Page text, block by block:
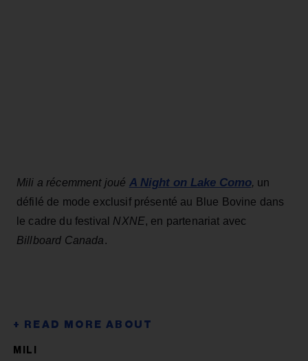
Mili a récemment joué A Night on Lake Como, un
défilé de mode exclusif présenté au Blue Bovine dans
le cadre du festival NXNE, en partenariat avec
Billboard Canada.
MILI